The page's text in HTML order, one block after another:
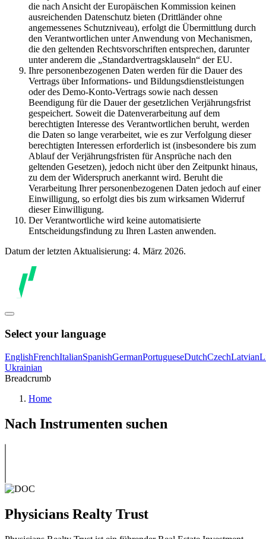
die nach Ansicht der Europäischen Kommission keinen
ausreichenden Datenschutz bieten (Drittländer ohne
angemessenes Schutzniveau), erfolgt die Übermittlung durch
den Verantwortlichen unter Anwendung von Mechanismen,
die den geltenden Rechtsvorschriften entsprechen, darunter
unter anderem die „Standardvertragsklauseln“ der EU.
Ihre personenbezogenen Daten werden für die Dauer des
Vertrags über Informations- und Bildungsdienstleistungen
oder des Demo-Konto-Vertrags sowie nach dessen
Beendigung für die Dauer der gesetzlichen Verjährungsfrist
gespeichert. Soweit die Datenverarbeitung auf dem
berechtigten Interesse des Verantwortlichen beruht, werden
die Daten so lange verarbeitet, wie es zur Verfolgung dieser
berechtigten Interessen erforderlich ist (insbesondere bis zum
Ablauf der Verjährungsfristen für Ansprüche nach den
geltenden Gesetzen), jedoch nicht über den Zeitpunkt hinaus,
zu dem der Widerspruch anerkannt wird. Beruht die
Verarbeitung Ihrer personenbezogenen Daten jedoch auf einer
Einwilligung, so erfolgt dies bis zum wirksamen Widerruf
dieser Einwilligung.
Der Verantwortliche wird keine automatisierte
Entscheidungsfindung zu Ihren Lasten anwenden.
Datum der letzten Aktualisierung: 4. März 2026.
Select your language
EnglishFrenchItalianSpanishGermanPortugueseDutchCzechLatvian
Ukrainian
Breadcrumb
Home
Nach Instrumenten suchen
Physicians Realty Trust